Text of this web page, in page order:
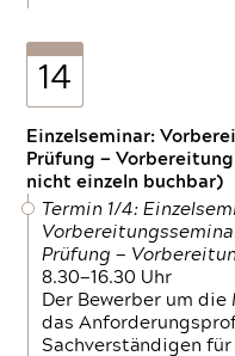
14
Einzelseminar:
Prüfung —
nicht einzeln buchbar)
Termin 1/4:
Prüfung —
8.30—16.30 Uhr
Der Bewerber um
das
Sachverständigen